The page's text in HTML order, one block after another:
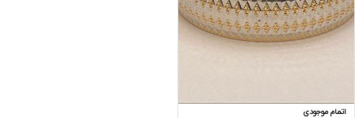
اتمام موجودی